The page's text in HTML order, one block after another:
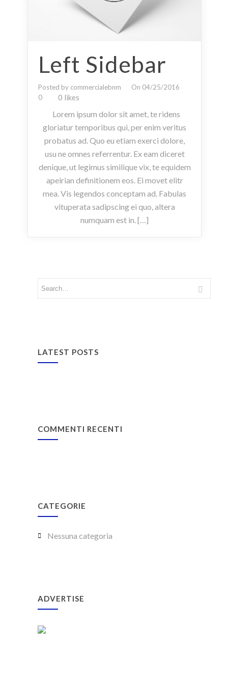
Left Sidebar
Posted by commercialebnm
On 04/25/2016
0
0 likes
Lorem ipsum dolor sit amet, te ridens
gloriatur temporibus qui, per enim veritus
probatus ad. Quo eu etiam exerci dolore,
usu ne omnes referrentur. Ex eam diceret
denique, ut legimus similique vix, te equidem
apeirian definitionem eos. Ei movet elitr
mea. Vis legendos conceptam ad. Fabulas
vituperata sadipscing ei quo, altera
numquam est in. […]
LATEST POSTS
COMMENTI RECENTI
CATEGORIE
Nessuna categoria
ADVERTISE